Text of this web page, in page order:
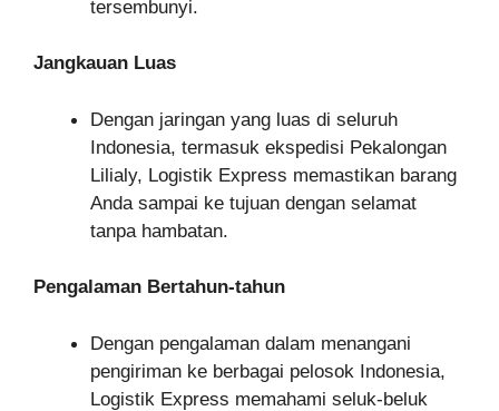
tersembunyi.
Jangkauan Luas
Dengan jaringan yang luas di seluruh
Indonesia, termasuk ekspedisi Pekalongan
Lilialy, Logistik Express memastikan barang
Anda sampai ke tujuan dengan selamat
tanpa hambatan.
Pengalaman Bertahun-tahun
Dengan pengalaman dalam menangani
pengiriman ke berbagai pelosok Indonesia,
Logistik Express memahami seluk-beluk